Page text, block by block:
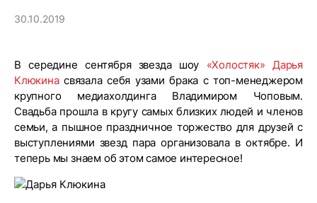
30.10.2019
В середине сентября звезда шоу «Холостяк» Дарья
Клюкинасвязала себя узами брака с топ-менеджером
крупного медиахолдинга Владимиром Чоповым.
Свадьба прошла в кругу самых близких людей и членов
семьи, а пышное праздничное торжество для друзей с
выступлениями звезд пара организовала в октябре. И
теперь мы знаем об этом самое интересное!